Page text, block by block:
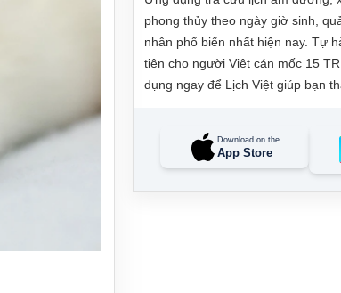
phong thủy theo ngày giờ sinh,
nhân phổ biến nhất hiện nay. Tự
tiên cho người Việt cán mốc 15
dụng ngay để Lịch Việt giúp bạn
Download on the
App Store